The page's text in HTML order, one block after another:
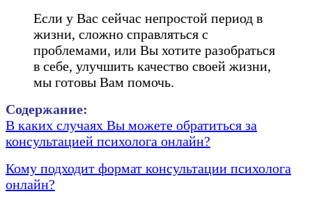
Если у Вас сейчас непростой период в
жизни, сложно справляться с
проблемами, или Вы хотите разобраться
в себе, улучшить качество своей жизни,
мы готовы Вам помочь.
Содержание:
В каких случаях Вы можете обратиться за
консультацией психолога онлайн?
Кому подходит формат консультации психолога
онлайн?